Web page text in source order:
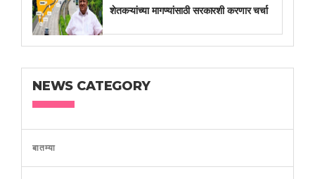
शेतकऱ्यांच्या मागण्यांसाठी सरकारशी करणार चर्चा
NEWS CATEGORY
बातम्या